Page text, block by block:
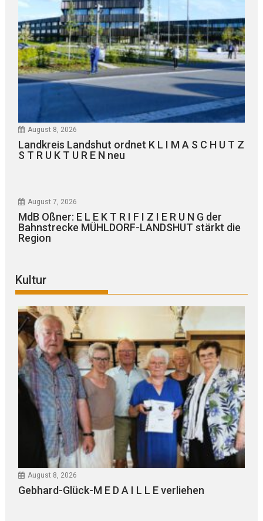
August 8, 2026
Landkreis Landshut ordnet K L I M A S C H U T Z
S T R U K T U R E N neu
August 7, 2026
MdB Oßner: E L E K T R I F I Z I E R U N G der
Bahnstrecke MÜHLDORF-LANDSHUT stärkt die
Region
Kultur
August 8, 2026
Gebhard-Glück-M E D A I L L E verliehen